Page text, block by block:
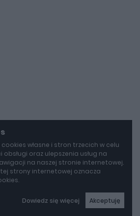
własne i stron trzecich w celu
oraz ulepszenia usług na
na naszej stronie internetowej.
tej strony internetowej oznacza
Dowiedz się więcej Akceptuję